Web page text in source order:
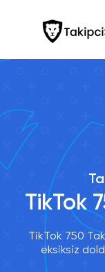
TikTok
TikTok 750
eksiksiz